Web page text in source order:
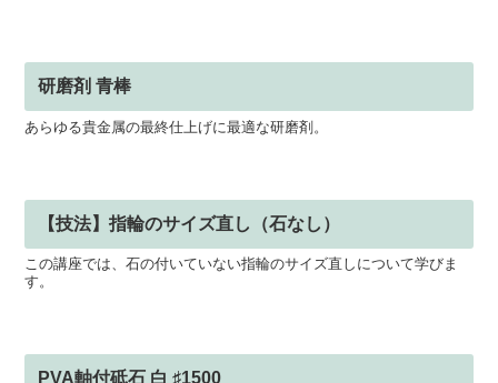
研磨剤 青棒
あらゆる貴金属の最終仕上げに最適な研磨剤。
【技法】指輪のサイズ直し（石なし）
この講座では、石の付いていない指輪のサイズ直しについて学びま
す。
PVA軸付砥石 白 ♯1500